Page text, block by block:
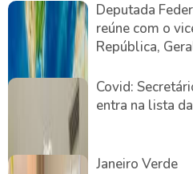
Deputada
reúne com o
República,
Covid:
entra na lista
Janeiro Verde